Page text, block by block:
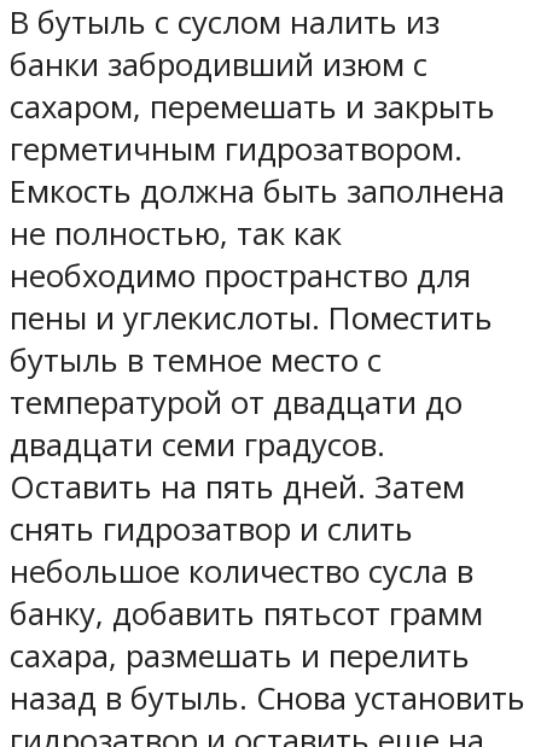
В бутыль с суслом налить из
банки забродивший изюм с
сахаром, перемешать и закрыть
герметичным гидрозатвором.
Емкость должна быть заполнена
не полностью, так как
необходимо пространство для
пены и углекислоты. Поместить
бутыль в темное место с
температурой от двадцати до
двадцати семи градусов.
Оставить на пять дней. Затем
снять гидрозатвор и слить
небольшое количество сусла в
банку, добавить пятьсот грамм
сахара, размешать и перелить
назад в бутыль. Снова установить